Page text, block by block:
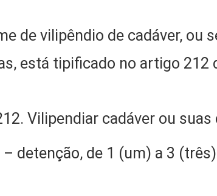
de vilipêndio de cadáver, ou
está tipificado no artigo 212
Vilipendiar cadáver ou suas
– detenção, de 1 (um) a 3